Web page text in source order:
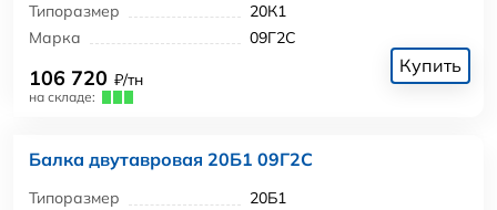
Типоразмер
20К1
Марка
09Г2С
106 720 ₽/тн
на складе:
Купить
Балка двутавровая 20Б1 09Г2С
Типоразмер
20Б1